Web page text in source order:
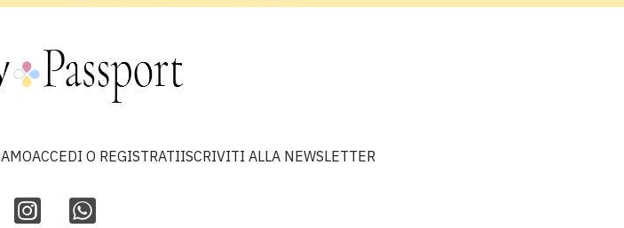
ACCEDI O REGISTRATIISCRIVITI ALLA NEWSLETTER